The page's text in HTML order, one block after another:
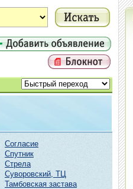
Согласие
Спутник
Стрела
Суворовский, ТЦ
Тамбовская застава